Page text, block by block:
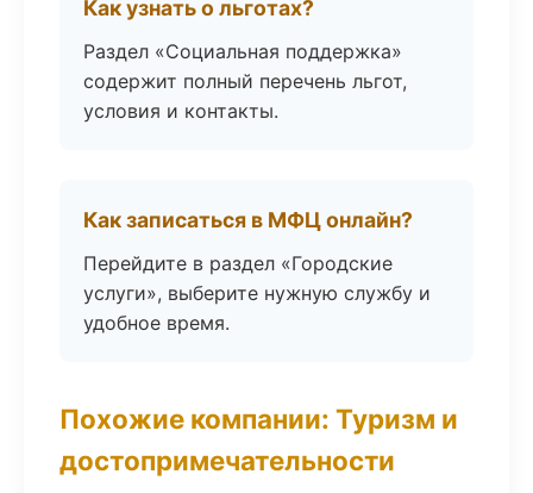
Как узнать о льготах?
Раздел «Социальная поддержка»
содержит полный перечень льгот,
условия и контакты.
Как записаться в МФЦ онлайн?
Перейдите в раздел «Городские
услуги», выберите нужную службу и
удобное время.
Похожие компании: Туризм и
достопримечательности